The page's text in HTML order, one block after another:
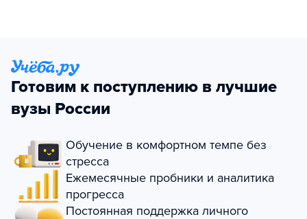
Готовим к поступлению в лучшие
вузы России
Обучение в комфортном темпе без
стресса
Ежемесячные пробники и аналитика
прогресса
Постоянная поддержка личного